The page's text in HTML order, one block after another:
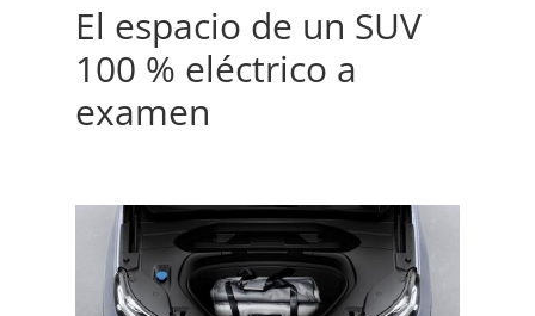
El espacio de un SUV
100 % eléctrico a
examen